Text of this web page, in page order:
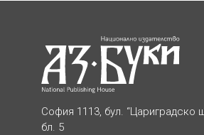
София 1113, бул. “Цариградско
бл. 5